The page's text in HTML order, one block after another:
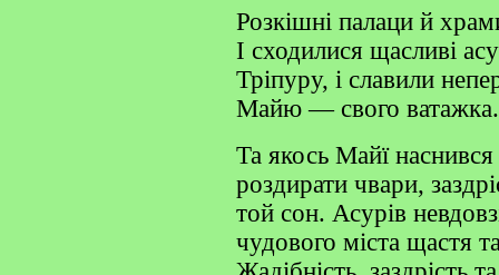
Розкішні палаци й
І сходилися щасливі
Тріпуру, і славили
Майю — свого ватажка.
Та якось Майї
роздирати чвари,
той сон. Асурів
чудового міста щастя